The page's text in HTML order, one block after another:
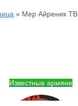
» Мер Айреник ТВ
Известные армяне